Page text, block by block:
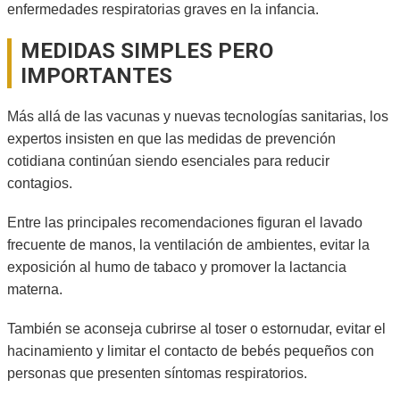
enfermedades respiratorias graves en la infancia.
MEDIDAS SIMPLES PERO
IMPORTANTES
Más allá de las vacunas y nuevas tecnologías sanitarias, los
expertos insisten en que las medidas de prevención
cotidiana continúan siendo esenciales para reducir
contagios.
Entre las principales recomendaciones figuran el lavado
frecuente de manos, la ventilación de ambientes, evitar la
exposición al humo de tabaco y promover la lactancia
materna.
También se aconseja cubrirse al toser o estornudar, evitar el
hacinamiento y limitar el contacto de bebés pequeños con
personas que presenten síntomas respiratorios.